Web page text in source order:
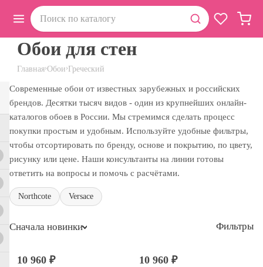
Главная›Обои›Греческий
Обои для стен
Современные обои от известных зарубежных и российских
брендов. Десятки тысяч видов - один из крупнейших онлайн-
каталогов обоев в России. Мы стремимся сделать процесс
покупки простым и удобным. Используйте удобные фильтры,
чтобы отсортировать по бренду, основе и покрытию, по цвету,
рисунку или цене. Наши консультанты на линии готовы
ответить на вопросы и помочь с расчётами.
Northcote Versace
Сначала новинки Фильтры
10 960 ₽ 10 960 ₽